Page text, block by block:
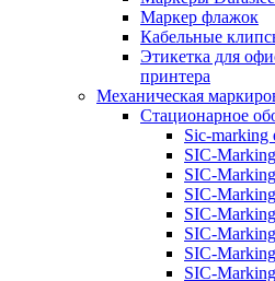
Маркер флажок
Кабельные
Этикетка для
принтера
Механическая
Стационарное
Sic-marking
SIC-
SIC-
SIC-
SIC-
SIC-
SIC-
SIC-